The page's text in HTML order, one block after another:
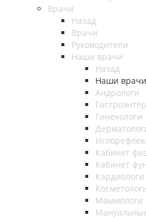
Врачи
Назад
Врачи
Руководители
Наши врачи
Назад
Наши врачи
Андрологи
Гинекологи
Кабинет
Кабинет
Кардиологи
Маммологи